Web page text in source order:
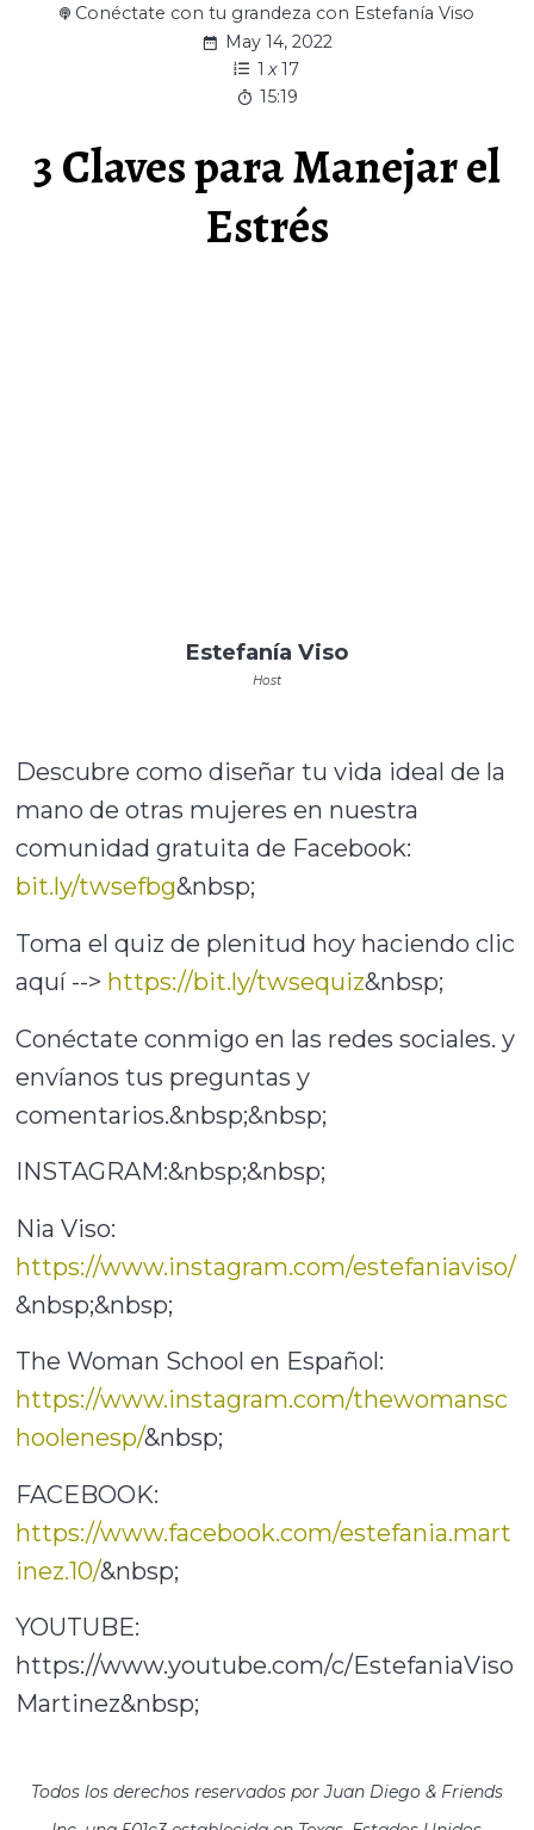
Conéctate con tu grandeza con Estefanía Viso
May 14, 2022
1 x17
15:19
3 Claves para Manejar el
Estrés
Estefanía Viso
Host
Descubre como diseñar tu vida ideal de la
mano de otras mujeres en nuestra
comunidad gratuita de Facebook:
bit.ly/twsefbg&nbsp;
Toma el quiz de plenitud hoy haciendo clic
aquí --> https://bit.ly/twsequiz&nbsp;
Conéctate conmigo en las redes sociales. y
envíanos tus preguntas y
comentarios.&nbsp;&nbsp;
INSTAGRAM:&nbsp;&nbsp;
Nia Viso:
https://www.instagram.com/estefaniaviso/
&nbsp;&nbsp;
The Woman School en Español:
https://www.instagram.com/thewomansc
hoolenesp/&nbsp;
FACEBOOK:
https://www.facebook.com/estefania.mart
inez.10/&nbsp;
YOUTUBE:
https://www.youtube.com/c/EstefaniaViso
Martinez&nbsp;
Todos los derechos reservados por Juan Diego & Friends